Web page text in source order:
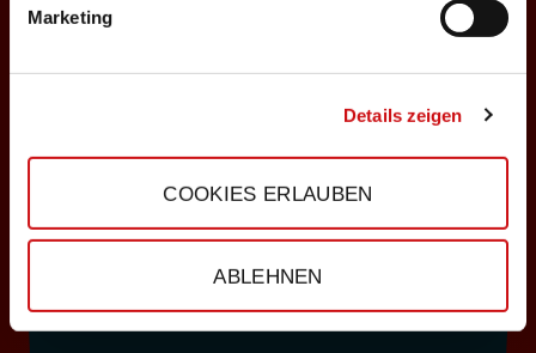
Marketing
Details zeigen
COOKIES ERLAUBEN
ABLEHNEN
Mittwoch, 19:30 Uhr
Einlass: 18:00